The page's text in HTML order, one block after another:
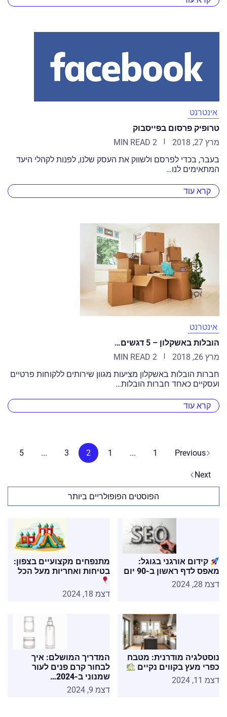
אינטרנט
טרופיק פרסום בפייסבוק
מרץ 27, 2018
2 MIN READ
בעבר, בכדי לפרסם ולשווק את העסק שלנו, לפנות לקהלי היעד
המתאימים לנו…
קרא עוד
אינטרנט
הובלות באשקלון – 5 דגשים…
מרץ 26, 2018
2 MIN READ
חברות הובלות באשקלון מציעות מגוון שירותים ללקוחות פרטיים
ועסקיים כאחד חברות הובלות…
קרא עוד
Previous
1
...
1
2
3
...
5
Next
הפוסטים הפופולריים ביותר
קידום אורגני בגוגל:
מאפס לדף ראשון ב-90 יום
דצמ 28, 2024
מתנפחים מקצועיים בצפון:
בטיחות ואחריות מעל הכל
דצמ 18, 2024
נוסטלגיה מודרנית: מטבח
כפרי מעץ בקווים נקיים
דצמ 11, 2024
המדריך המושלם: איך
לבחור קרם פנים לעור
שמנוני ב-2024…
דצמ 9, 2024